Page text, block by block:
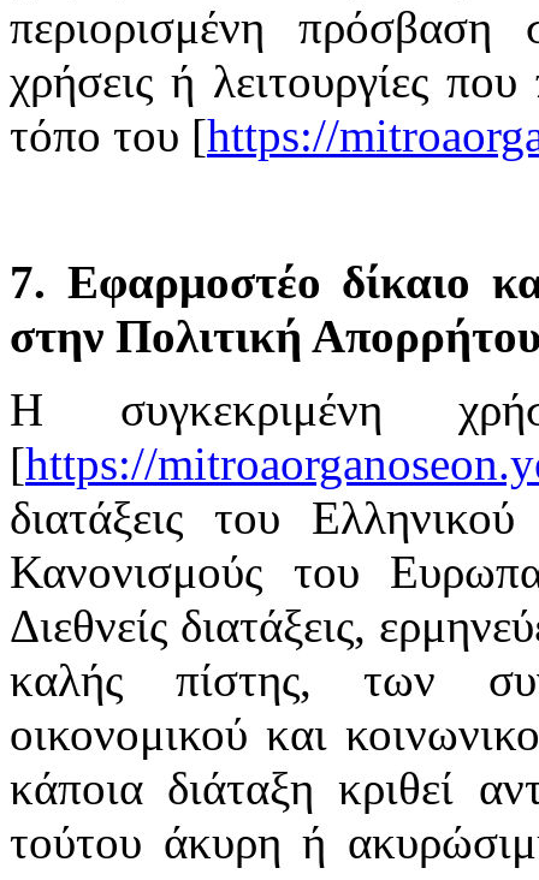
περιορισμένη πρόσβαση
χρήσεις ή λειτουργίες
τόπο του [https://
7. Εφαρμοστέο δίκαιο
στην Πολιτική
Η συγκεκριμένη
[https://
διατάξεις του
Κανονισμούς του
Διεθνείς διατάξεις,
καλής πίστης, των
οικονομικού και
κάποια διάταξη κριθεί
τούτου άκυρη ή